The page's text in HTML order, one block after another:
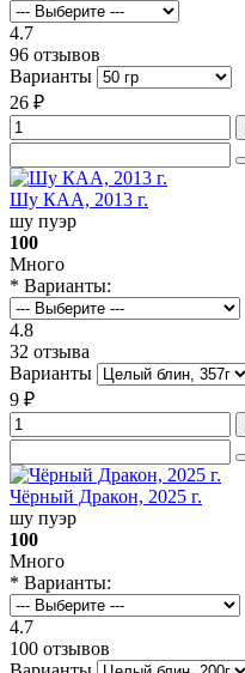
4.7
96 отзывов
Варианты
26 ₽
Шу КАА, 2013 г.
шу пуэр
100
Много
* Варианты:
4.8
32 отзыва
Варианты
9 ₽
Чёрный Дракон, 2025 г.
шу пуэр
100
Много
* Варианты:
4.7
100 отзывов